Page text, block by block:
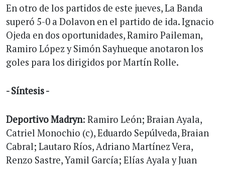
En otro de los partidos de este jueves, La Banda
superó 5-0 a Dolavon en el partido de ida. Ignacio
Ojeda en dos oportunidades, Ramiro Paileman,
Ramiro López y Simón Sayhueque anotaron los
goles para los dirigidos por Martín Rolle.
- Síntesis -
Deportivo Madryn: Ramiro León; Braian Ayala,
Catriel Monochio (c), Eduardo Sepúlveda, Braian
Cabral; Lautaro Ríos, Adriano Martínez Vera,
Renzo Sastre, Yamil García; Elías Ayala y Juan